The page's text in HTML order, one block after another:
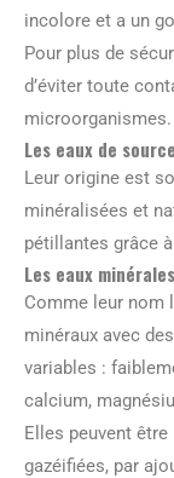
incolore et a un
Pour plus de
d’éviter toute
microorganismes.
Les eaux de source
Leur origine est
minéralisées et
pétillantes grâce
Les eaux minérales
Comme leur nom
minéraux avec
variables :
calcium,
Elles peuvent
gazéifiées, par